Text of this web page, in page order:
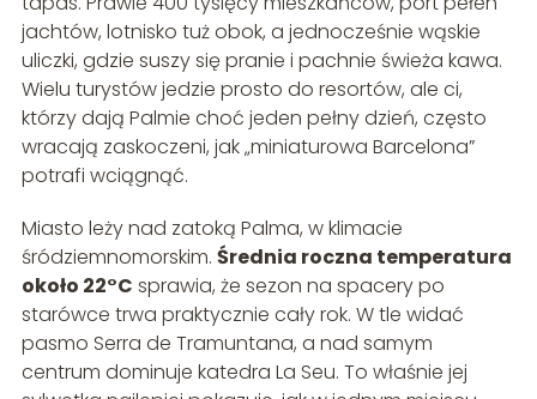
jachtów, lotnisko tuż obok, a jednocześnie wąskie
uliczki, gdzie suszy się pranie i pachnie świeża kawa.
Wielu turystów jedzie prosto do resortów, ale ci,
którzy dają Palmie choć jeden pełny dzień, często
wracają zaskoczeni, jak „miniaturowa Barcelona”
potrafi wciągnąć.
Miasto leży nad zatoką Palma, w klimacie
śródziemnomorskim. Średnia roczna temperatura
około 22°C sprawia, że sezon na spacery po
starówce trwa praktycznie cały rok. W tle widać
pasmo Serra de Tramuntana, a nad samym
centrum dominuje katedra La Seu. To właśnie jej